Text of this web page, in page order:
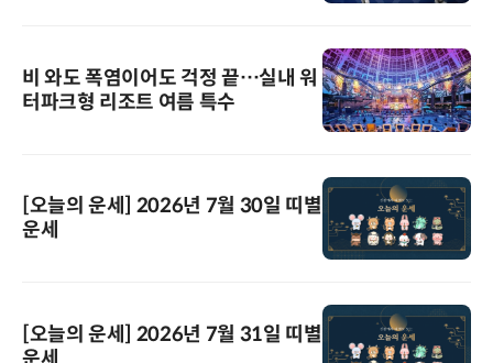
비 와도 폭염이어도 걱정 끝…실내 워
터파크형 리조트 여름 특수
[오늘의 운세] 2026년 7월 30일 띠별
운세
[오늘의 운세] 2026년 7월 31일 띠별